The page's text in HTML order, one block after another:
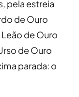
pela estreia
de Ouro
Leão de Ouro
de Ouro
parada: o